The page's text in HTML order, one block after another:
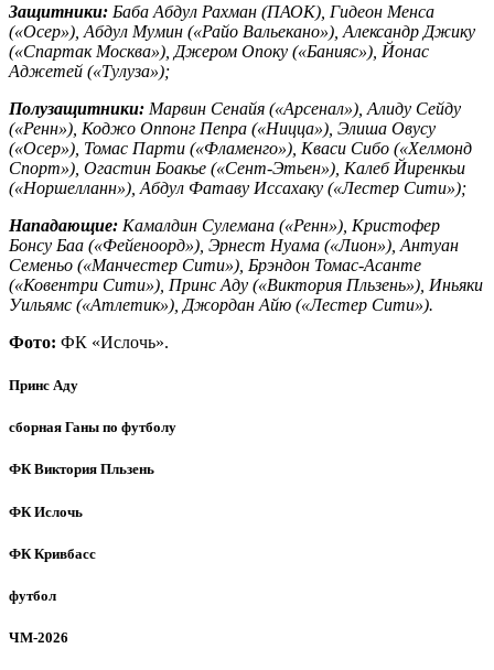
Защитники: Баба Абдул Рахман (ПАОК), Гидеон Менса
(«Осер»), Абдул Мумин («Райо Вальекано»), Александр Джику
(«Спартак Москва»), Джером Опоку («Банияс»), Йонас
Аджетей («Тулуза»);
Полузащитники: Марвин Сенайя («Арсенал»), Алиду Сейду
(«Ренн»), Коджо Оппонг Пепра («Ницца»), Элиша Овусу
(«Осер»), Томас Парти («Фламенго»), Кваси Сибо («Хелмонд
Спорт»), Огастин Боакье («Сент-Этьен»), Калеб Йиренкьи
(«Норшелланн»), Абдул Фатаву Иссахаку («Лестер Сити»);
Нападающие: Камалдин Сулемана («Ренн»), Кристофер
Бонсу Баа («Фейеноорд»), Эрнест Нуама («Лион»), Антуан
Семеньо («Манчестер Сити»), Брэндон Томас-Асанте
(«Ковентри Сити»), Принс Аду («Виктория Пльзень»), Иньяки
Уильямс («Атлетик»), Джордан Айю («Лестер Сити»).
Фото: ФК «Ислочь».
Принс Аду
сборная Ганы по футболу
ФК Виктория Пльзень
ФК Ислочь
ФК Кривбасс
футбол
ЧМ-2026